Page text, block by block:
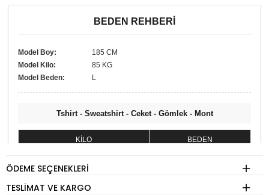
BEDEN REHBERİ
Model Boy:
185 CM
Model Kilo:
85 KG
Model Beden:
L
Tshirt - Sweatshirt - Ceket - Gömlek - Mont
KİLO BEDEN
ÖDEME SEÇENEKLERI
TESLIMAT VE KARGO